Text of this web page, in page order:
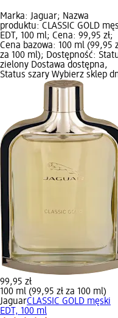
Marka: Jaguar; Nazwa
produktu: CLASSIC GOLD
EDT, 100 ml; Cena: 99,95 zł;
Cena bazowa: 100 ml (99,95
za 100 ml); Dostępność:
zielony Dostawa dostępna,
Status szary Wybierz sklep
99,95 zł
100 ml (99,95 zł za 100 ml)
JaguarCLASSIC GOLD męski
EDT, 100 ml